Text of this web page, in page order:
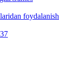
foydalanish